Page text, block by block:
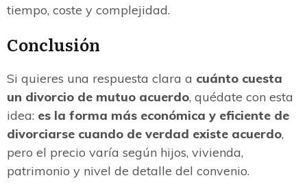
tiempo, coste y complejidad.
Conclusión
Si quieres una respuesta clara a cuánto cuesta
un divorcio de mutuo acuerdo, quédate con esta
idea: es la forma más económica y eficiente de
divorciarse cuando de verdad existe acuerdo,
pero el precio varía según hijos, vivienda,
patrimonio y nivel de detalle del convenio.